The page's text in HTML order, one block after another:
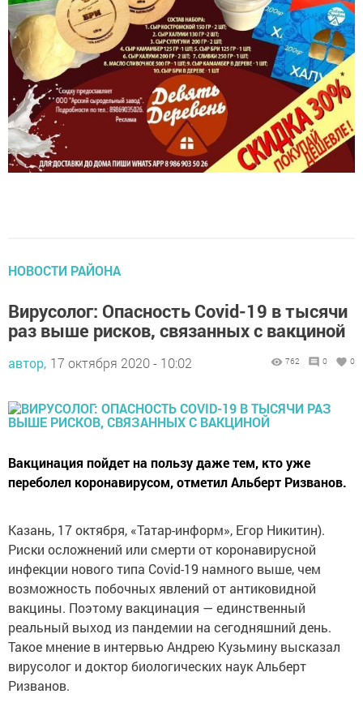
раз выше рисков, связанных с вакциной
автор, 17 октября 2020 - 10:02
переболел коронавирусом, отметил Альберт Ризванов.
Риски осложнений или смерти от коронавирусной
инфекции нового типа Covid-19 намного выше, чем
возможность побочных явлений от антиковидной
вакцины. Поэтому вакцинация — единственный
реальный выход из пандемии на сегодняшний день.
Такое мнение в интервью Андрею Кузьмину высказал
вирусолог и доктор биологических наук Альберт
Ризванов.